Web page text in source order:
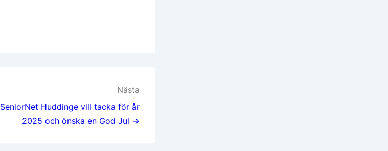
Nästa
SeniorNet Huddinge vill tacka för år
2025 och önska en God Jul →